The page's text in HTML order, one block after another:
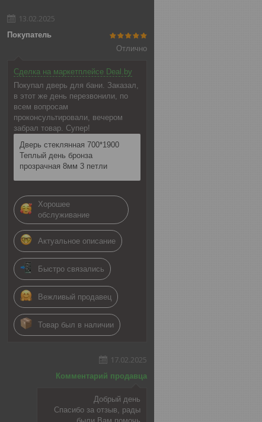
13.02.2025
Покупатель
Отлично
Сделка на маркетплейсе Deal.by
Покупал дверь для бани. Заказал,
в этот же день перезвонили, по
всем вопросам
проконсультировали, вечером
забрал товар. Супер!
Дверь стеклянная 700*1900
Теплый день бронза
прозрачная 8мм 3 петли
Хорошее
обслуживание
Актуальное описание
Быстро связались
Вежливый продавец
Товар был в наличии
17.02.2025
Комментарий продавца
Добрый день
Спасибо за отзыв, рады